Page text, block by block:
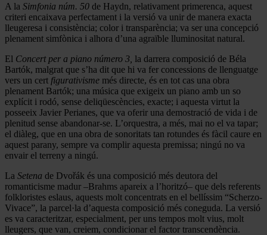
A la Simfonia núm. 50 de Haydn, relativament primerenca, aquest
criteri encaixava perfectament i la versió va unir de manera exacta
lleugeresa i consistència; color i transparència; va ser una concepció
plenament simfònica i alhora d’una agraïble lluminositat natural.
El Concert per a piano número 3, la darrera composició de Béla
Bartók, malgrat que s’ha dit que hi va fer concessions de llenguatge
vers un cert figurativisme més directe, és en tot cas una obra
plenament Bartók; una música que exigeix un piano amb un so
explícit i rodó, sense deliqüescències, exacte; i aquesta virtut la
posseeix Javier Perianes, que va oferir una demostració de vida i de
plenitud sense abandonar-se. L’orquestra, a més, mai no el va tapar;
el diàleg, que en una obra de sonoritats tan rotundes és fàcil caure en
aquest parany, sempre va complir aquesta premissa; ningú no va
envair el terreny a ningú.
La Setena de Dvořák és una composició més deutora del
romanticisme madur –Brahms apareix a l’horitzó– que dels referents
folkloristes eslaus, aquests molt concentrats en el bellíssim “Scherzo-
Vivace”, la parcel·la d’aquesta composició més coneguda. La versió
es va caracteritzar, especialment, per uns tempos molt vius, molt
lleugers, que van, creiem, condicionar el factor transcendència.